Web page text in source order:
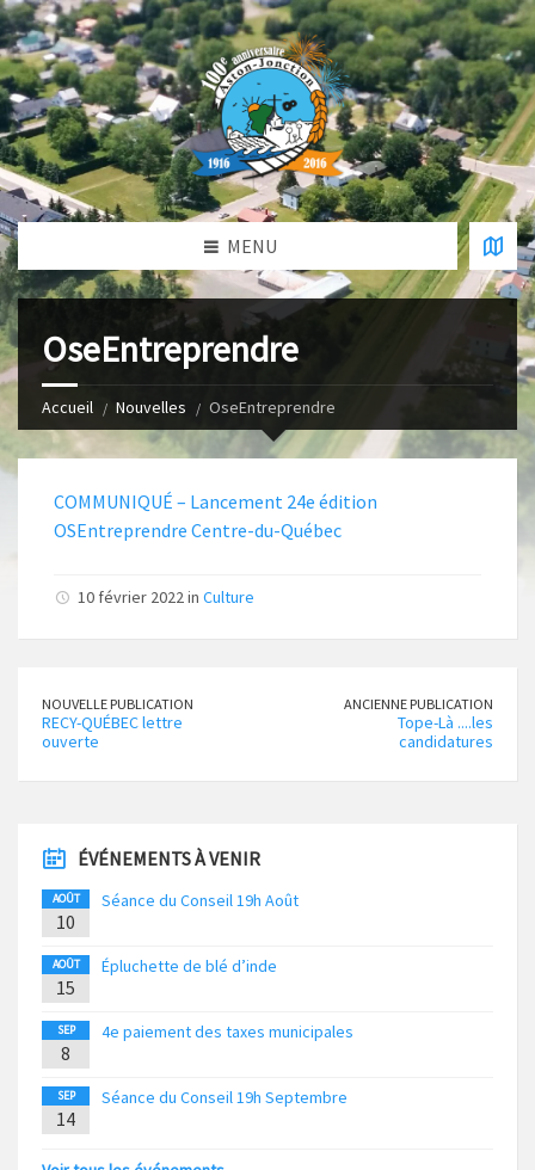
MENU
OseEntreprendre
Accueil Nouvelles OseEntreprendre
COMMUNIQUÉ – Lancement 24e édition
OSEntreprendre Centre-du-Québec
10 février 2022 in Culture
NOUVELLE PUBLICATION
RECY-QUÉBEC lettre
ouverte
ANCIENNE PUBLICATION
Tope-Là ....les
candidatures
ÉVÉNEMENTS À VENIR
AOÛT
10
Séance du Conseil 19h Août
AOÛT
15
Épluchette de blé d’inde
SEP
8
4e paiement des taxes municipales
SEP
14
Séance du Conseil 19h Septembre